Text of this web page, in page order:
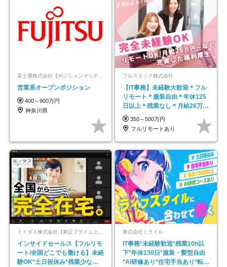
営業系オープンポジション
400～900万円
神奈川県
フルスタック株式会社
【IT事務】未経験大歓迎＊フル
リモート＊服装自由＊年休125
日以上＊残業なし＊月給26万円
以上
350～500万円
フルリモートあり
インサイドセールス【フルリモ
ート/全国どこでも働ける】未経
験OK*土日祝休み*残業少なめ*
株式会社ミライル
IT事務*未経験歓迎*残業10h以
下*年休130日*服装・髪型自由
*AI研修あり*住宅手当あり*転勤